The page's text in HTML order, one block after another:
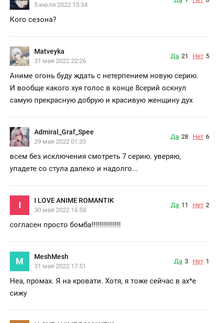
5 июля 2022 15:34
Кого сезона?
Matveyka
31 мая 2022 22:26
Да 21 Нет 5
Аниме огонь буду ждать с нетерпением новую серию.
И вообще какого хуя голос в конце 8серий оскнул
самую прекрасную добрую и красивую женщину дух
Admiral_Graf_Spee
29 мая 2022 01:33
Да 28 Нет 6
всем без исключения смотреть 7 серию. уверяю,
упадете со стула далеко и надолго...
I I LOVE ANIME ROMANTIK
30 мая 2022 16:58
Да 11 Нет 2
согласен просто бомба!!!!!!!!!!!!!!!
M MeshMesh
31 мая 2022 17:51
Да 3 Нет 1
Неа, промах. Я на кровати. Хотя, я тоже сейчас в ах*е
сижу